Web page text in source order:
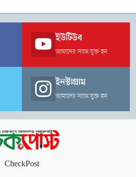
ইউটিউব
আমাদের সাথে যুক্ত হন
ইনস্টাগ্রাম
আমাদের সাথে যুক্ত হন
CheckPost